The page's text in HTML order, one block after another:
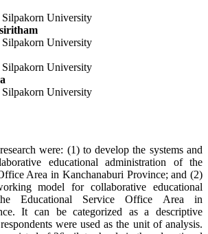
University
University
University
University
were: (1) to develop the systems and
educational administration of the
Area in Kanchanaburi Province; and (2)
model for collaborative educational
Educational Service Office Area in
It can be categorized as a descriptive
were used as the unit of analysis.